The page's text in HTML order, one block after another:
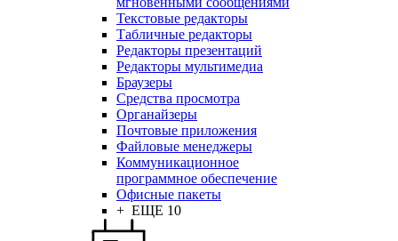
Текстовые редакторы
Табличные редакторы
Редакторы презентаций
Редакторы мультимедиа
Браузеры
Средства просмотра
Органайзеры
Почтовые приложения
Файловые менеджеры
Коммуникационное
программное обеспечение
Офисные пакеты
+ ЕЩЕ 10